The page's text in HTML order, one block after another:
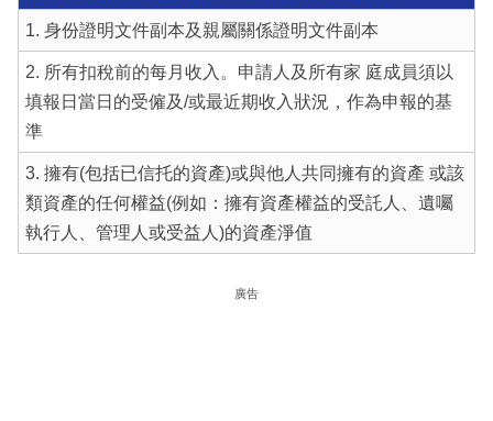
1. 身份證明文件副本及親屬關係證明文件副本
2. 所有扣稅前的每月收入。申請人及所有家 庭成員須以
填報日當日的受僱及/或最近期收入狀況，作為申報的基
準
3. 擁有(包括已信托的資產)或與他人共同擁有的資產 或該
類資產的任何權益(例如：擁有資產權益的受託人、遺囑
執行人、管理人或受益人)的資產淨值
廣告